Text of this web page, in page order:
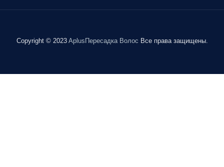
Copyright © 2023 AplusПересадка Волос Все права защищены.